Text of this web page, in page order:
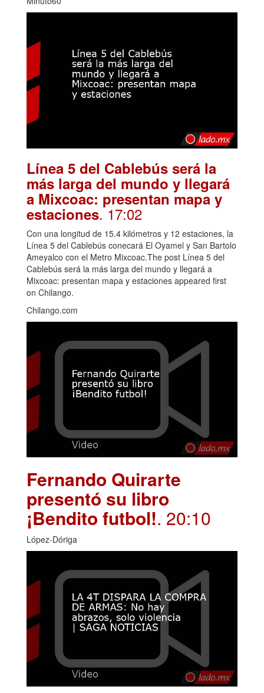
Línea 5 del Cablebús será la
más larga del mundo y llegará
a Mixcoac: presentan mapa y
estaciones. 17:02
Con una longitud de 15.4 kilómetros y 12 estaciones, la
Línea 5 del Cablebús conecará El Oyamel y San Bartolo
Ameyalco con el Metro Mixcoac.The post Línea 5 del
Cablebús será la más larga del mundo y llegará a
Mixcoac: presentan mapa y estaciones appeared first
on Chilango.
Chilango.com
Fernando Quirarte
presentó su libro
¡Bendito futbol!. 20:10
López-Dóriga